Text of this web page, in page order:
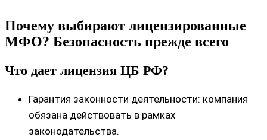
Почему выбирают лицензированные
МФО? Безопасность прежде всего
Что дает лицензия ЦБ РФ?
Гарантия законности деятельности: компания
обязана действовать в рамках
законодательства.